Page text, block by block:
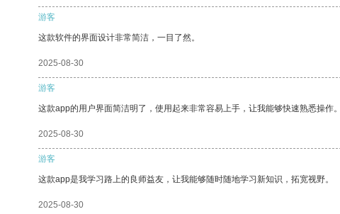
游客
这款软件的界面设计非常简洁，一目了然。
2025-08-30
游客
这款app的用户界面简洁明了，使用起来非常容易上手，让我能够快速熟悉操作。
2025-08-30
游客
这款app是我学习路上的良师益友，让我能够随时随地学习新知识，拓宽视野。
2025-08-30